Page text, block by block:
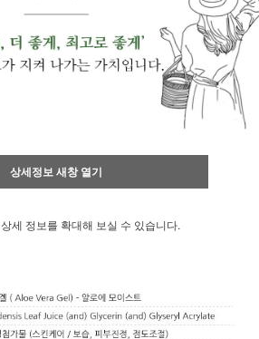
상세정보 새창 열기
상세 정보를 확대해 보실 수 있습니다.